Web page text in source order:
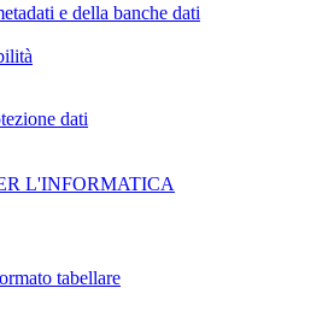
e della banche dati
dati
L'INFORMATICA
tabellare